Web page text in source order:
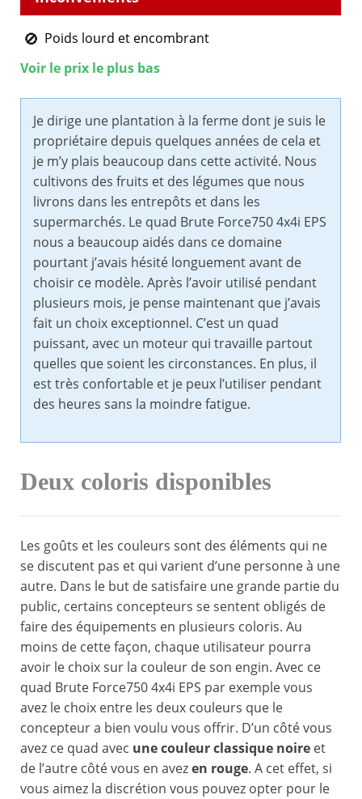
Poids lourd et encombrant
Voir le prix le plus bas
Je dirige une plantation à la ferme dont je suis le
propriétaire depuis quelques années de cela et
je m’y plais beaucoup dans cette activité. Nous
cultivons des fruits et des légumes que nous
livrons dans les entrepôts et dans les
supermarchés. Le quad Brute Force750 4x4i EPS
nous a beaucoup aidés dans ce domaine
pourtant j’avais hésité longuement avant de
choisir ce modèle. Après l’avoir utilisé pendant
plusieurs mois, je pense maintenant que j’avais
fait un choix exceptionnel. C’est un quad
puissant, avec un moteur qui travaille partout
quelles que soient les circonstances. En plus, il
est très confortable et je peux l’utiliser pendant
des heures sans la moindre fatigue.
Deux coloris disponibles
Les goûts et les couleurs sont des éléments qui ne
se discutent pas et qui varient d’une personne à une
autre. Dans le but de satisfaire une grande partie du
public, certains concepteurs se sentent obligés de
faire des équipements en plusieurs coloris. Au
moins de cette façon, chaque utilisateur pourra
avoir le choix sur la couleur de son engin. Avec ce
quad Brute Force750 4x4i EPS par exemple vous
avez le choix entre les deux couleurs que le
concepteur a bien voulu vous offrir. D’un côté vous
avez ce quad avec une couleur classique noire et
de l’autre côté vous en avezen rouge. A cet effet, si
vous aimez la discrétion vous pouvez opter pour le